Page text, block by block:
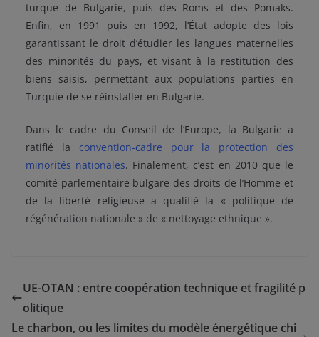
turque de Bulgarie, puis des Roms et des Pomaks.
Enfin, en 1991 puis en 1992, l’État adopte des lois
garantissant le droit d’étudier les langues maternelles
des minorités du pays, et visant à la restitution des
biens saisis, permettant aux populations parties en
Turquie de se réinstaller en Bulgarie.
Dans le cadre du Conseil de l’Europe, la Bulgarie a
ratifié la convention-cadre pour la protection des
minorités nationales. Finalement, c’est en 2010 que le
comité parlementaire bulgare des droits de l’Homme et
de la liberté religieuse a qualifié la « politique de
régénération nationale » de « nettoyage ethnique ».
UE-OTAN : entre coopération technique et fragilité p
olitique
Le charbon, ou les limites du modèle énergétique chi